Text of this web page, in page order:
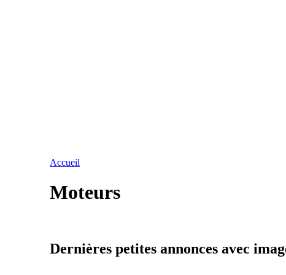
Accueil
Moteurs
Dernières petites annonces avec